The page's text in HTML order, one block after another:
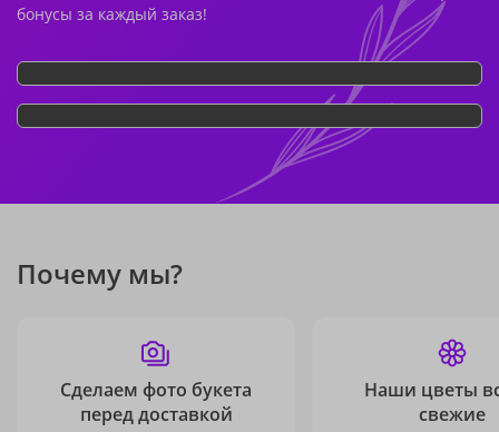
бонусы за каждый заказ!
Почему мы?
Сделаем фото букета
перед доставкой
Наши цветы
свежие